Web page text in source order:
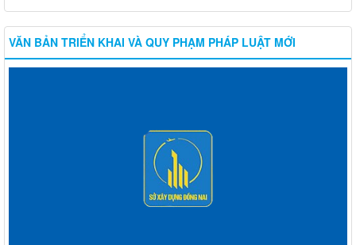
VĂN BẢN TRIỂN KHAI VÀ QUY PHẠM PHÁP LUẬT MỚI